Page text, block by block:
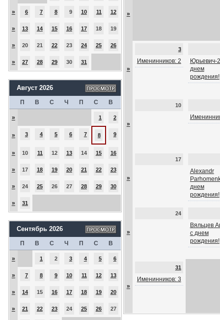
» 6 7 8 9 10 11 12
» 13 14 15 16 17 18 19
» 20 21 22 23 24 25 26
» 27 28 29 30 31
Август 2026
П В С Ч П С В
» 1 2
» 3 4 5 6 7 8 9
» 10 11 12 13 14 15 16
» 17 18 19 20 21 22 23
» 24 25 26 27 28 29 30
» 31
Сентябрь 2026
П В С Ч П С В
» 1 2 3 4 5 6
» 7 8 9 10 11 12 13
» 14 15 16 17 18 19 20
» 21 22 23 24 25 26 27
»
»
3
Именинников: 2
Юрьевич-
днем
рождения!
»
10
»
17
Alexandr
днем
рождения!
»
24
Вяльцев
с днем
рождения!
»
31
Именинников: 3